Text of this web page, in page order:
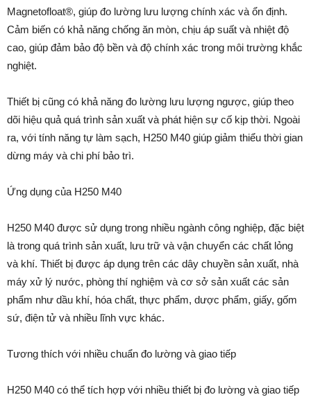
Magnetofloat®, giúp đo lường lưu lượng chính xác và ổn định.
Cảm biến có khả năng chống ăn mòn, chịu áp suất và nhiệt độ
cao, giúp đảm bảo độ bền và độ chính xác trong môi trường khắc
nghiệt.
Thiết bị cũng có khả năng đo lường lưu lượng ngược, giúp theo
dõi hiệu quả quá trình sản xuất và phát hiện sự cố kịp thời. Ngoài
ra, với tính năng tự làm sạch, H250 M40 giúp giảm thiểu thời gian
dừng máy và chi phí bảo trì.
Ứng dụng của H250 M40
H250 M40 được sử dụng trong nhiều ngành công nghiệp, đặc biệt
là trong quá trình sản xuất, lưu trữ và vận chuyển các chất lỏng
và khí. Thiết bị được áp dụng trên các dây chuyền sản xuất, nhà
máy xử lý nước, phòng thí nghiệm và cơ sở sản xuất các sản
phẩm như dầu khí, hóa chất, thực phẩm, dược phẩm, giấy, gốm
sứ, điện tử và nhiều lĩnh vực khác.
Tương thích với nhiều chuẩn đo lường và giao tiếp
H250 M40 có thể tích hợp với nhiều thiết bị đo lường và giao tiếp